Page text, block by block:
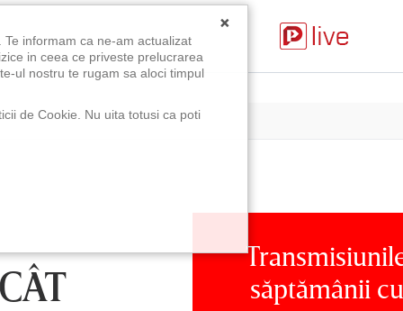
săptămânii cu
×
informam ca ne-am actualizat
in ceea ce priveste prelucrarea
ul nostru te rugam sa aloci timpul
de Cookie. Nu uita totusi ca poti